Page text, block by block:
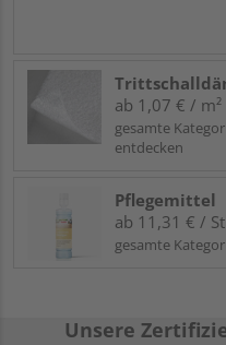
ab 1,07 € / m²
gesamte
entdecken
Pflegemittel
ab 11,31 € /
gesamte
Unsere